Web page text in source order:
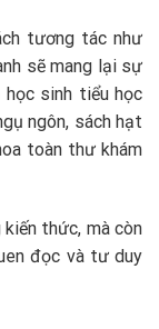
tương tác như
sẽ mang lại sự
sinh tiểu học
ngôn, sách hạt
toàn thư khám
thức, mà còn
đọc và tư duy